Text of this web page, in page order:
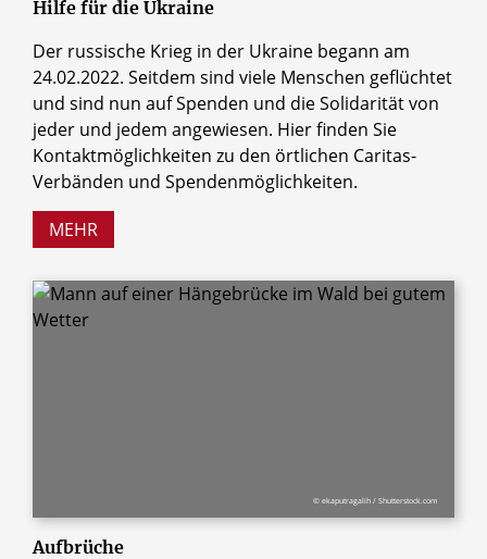
Hilfe für die Ukraine
Der russische Krieg in der Ukraine begann am
24.02.2022. Seitdem sind viele Menschen geflüchtet
und sind nun auf Spenden und die Solidarität von
jeder und jedem angewiesen. Hier finden Sie
Kontaktmöglichkeiten zu den örtlichen Caritas-
Verbänden und Spendenmöglichkeiten.
MEHR
© ekaputragalih / Shutterstock.com
Aufbrüche